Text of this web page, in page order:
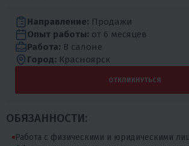
Направление: Продажи
Опыт работы: от 6 месяцев
Работа: В салоне
Город: Красноярск
ОТКЛИКНУТЬСЯ
ОБЯЗАННОСТИ:
Работа с физическими и юридическими